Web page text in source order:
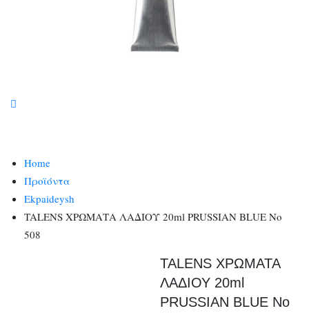
Home
Προϊόντα
Ekpaideysh
TALENS ΧΡΩΜΑΤΑ ΛΑΔΙΟΥ 20ml PRUSSIAN BLUE No
508
TALENS ΧΡΩΜΑΤΑ
ΛΑΔΙΟΥ 20ml
PRUSSIAN BLUE No